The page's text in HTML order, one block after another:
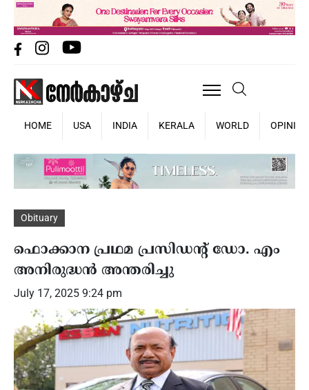
HOME USA INDIA KERALA WORLD OPINION
Obituary
ഫൊക്കാന പ്രഥമ പ്രസിഡൻ്റ് ഡോ. എം
അനിരുദ്ധൻ അന്തരിച്ചു
July 17, 2025 9:24 pm